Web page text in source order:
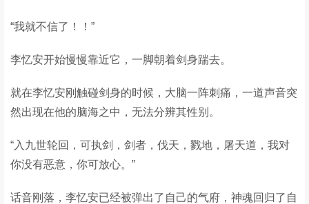
“我就不信了！！”
李忆安开始慢慢靠近它，一脚朝着剑身踹去。
就在李忆安刚触碰剑身的时候，大脑一阵刺痛，一道声音突
然出现在他的脑海之中，无法分辨其性别。
“入九世轮回，可执剑，剑者，伐天，戮地，屠天道，我对
你没有恶意，你可放心。”
话音刚落，李忆安已经被弹出了自己的气府，神魂回归了自